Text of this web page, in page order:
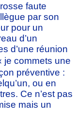
faute
par son
pour un
d’un
d’une réunion
je commets une
préventive :
ou en
Ce n’est pas
mais un